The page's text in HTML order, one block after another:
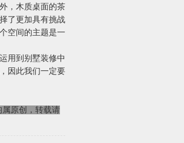
，木质桌面的茶
了更加具有挑战
空间的主题是一
用到别墅装修中
因此我们一定要
原创，转载请